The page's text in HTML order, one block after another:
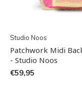
Studio Noos
Patchwork Midi
- Studio Noos
€59,95